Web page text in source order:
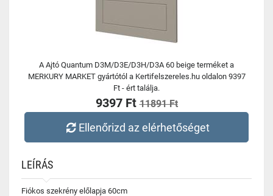
A Ajtó Quantum D3M/D3E/D3H/D3A 60 beige terméket a
MERKURY MARKET gyártótól a Kertifelszereles.hu oldalon 9397
Ft - ért találja.
9397 Ft11891 Ft
Ellenőrizd az elérhetőséget
LEÍRÁS
Fiókos szekrény előlapja 60cm